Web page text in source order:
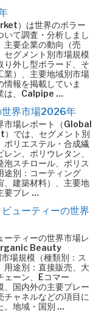
）は世界のボラー
いて調査・分析しまし
主要企業の動向（売
セグメント別市場規模
り外し型ボラード、そ
業）、主要地域別市場
情報を掲載していま
は、Calpipe …
世界市場2026年
市場レポート（Global
では、セグメント別
ポリエステル・合成繊
ン、ポリウレタン、
泡スチロール、ポリス
途別：コーティング
、建築材料）、主要地
要プレ …
ューティーの世界
ーティーの世界市場レ
Beauty
場規模（種類別：ス
用途別：直接販売、大
ェーン、Eコマー
、国内外の主要プレー
チャネルなどの項目に
。地域・国別 …